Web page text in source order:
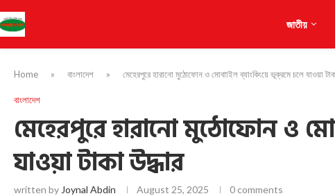
জাতীয়
Home » বাংলাদেশ » মেহেরপুরে হারানো মুঠোফোন ও মোবাাইল ব্যাংকিংয়ে ভূক্রমে চলে যাওয়া
বাংলাদেশ
মেহেরপুরে হারানো মুঠোফোন ও
যাওয়া টাকা উদ্ধার
written by Joynal Abdin August 25, 2025 0 comments